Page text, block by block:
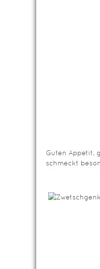
Guten Appetit,
schmeckt